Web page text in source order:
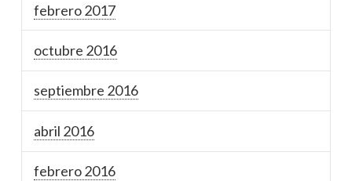
febrero 2017
octubre 2016
septiembre 2016
abril 2016
febrero 2016